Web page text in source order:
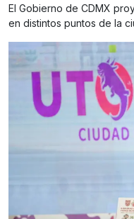
El Gobierno de CDMX
en distintos puntos de la